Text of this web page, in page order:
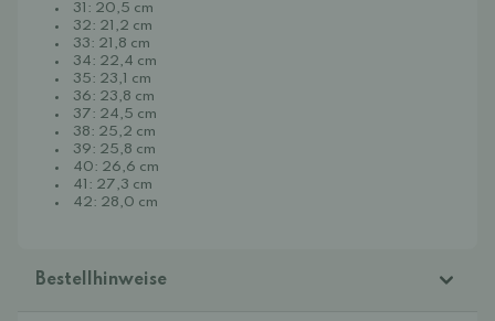
31: 20,5 cm
32: 21,2 cm
33: 21,8 cm
34: 22,4 cm
35: 23,1 cm
36: 23,8 cm
37: 24,5 cm
38: 25,2 cm
39: 25,8 cm
40: 26,6 cm
41: 27,3 cm
42: 28,0 cm
Bestellhinweise